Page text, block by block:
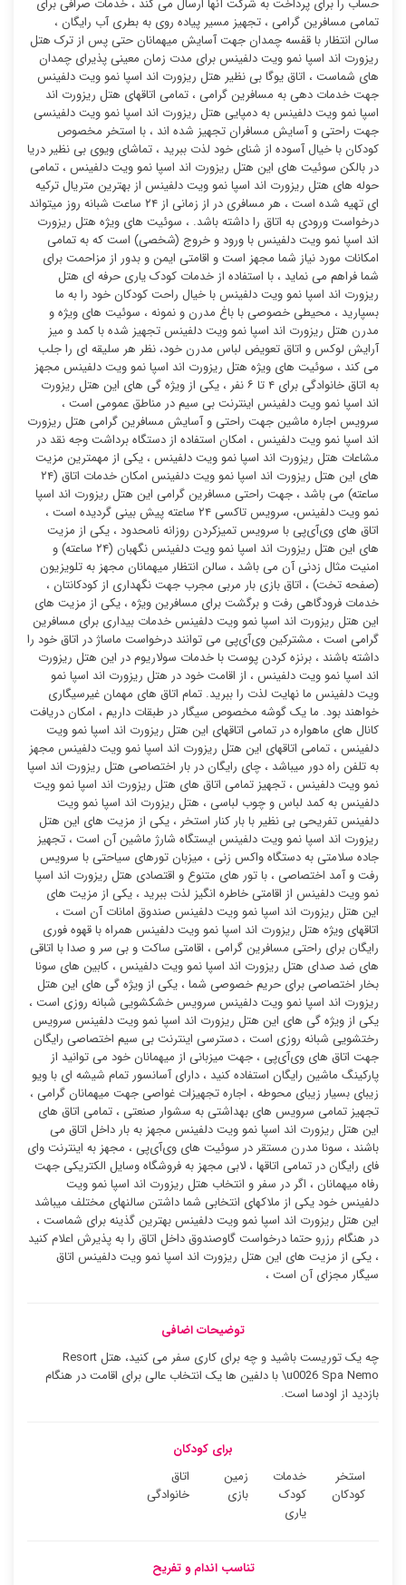
حساب را برای پرداخت به شرکت آنها ارسال می کند ، خدمات صرافی برای
تمامی مسافرین گرامی ، تجهیز مسیر پیاده روی به بطری آب رایگان ،
سالن انتظار با قفسه چمدان جهت آسایش میهمانان حتی پس از ترک هتل
ریزورت اند اسپا نمو ویت دلفینس برای مدت زمان معینی پذیرای چمدان
های شماست ، اتاق یوگا بی نظیر هتل ریزورت اند اسپا نمو ویت دلفینس
جهت خدمات دهی به مسافرین گرامی ، تمامی اتاقهای هتل ریزورت اند
اسپا نمو ویت دلفینس به دمپایی هتل ریزورت اند اسپا نمو ویت دلفینسی
جهت راحتی و آسایش مسافران تجهیز شده اند ، با استخر مخصوص
کودکان با خیال آسوده از شنای خود لذت ببرید ، تماشای ویوی بی نظیر دریا
در بالکن سوئیت ‌های این هتل ریزورت اند اسپا نمو ویت دلفینس ، تمامی
حوله های هتل ریزورت اند اسپا نمو ویت دلفینس از بهترین متریال ترکیه
ای تهیه شده است ، هر مسافری در از زمانی از ۲۴ ساعت شبانه روز میتواند
درخواست ورودی به اتاق را داشته باشد. ، سوئیت های ویژه هتل ریزورت
اند اسپا نمو ویت دلفینس با ورود و خروج (شخصی) است که به تمامی
امکانات مورد نیاز شما مجهز است و اقامتی ایمن و بدور از مزاحمت برای
شما فراهم می نماید ، با استفاده از خدمات کودک یاری حرفه ای هتل
ریزورت اند اسپا نمو ویت دلفینس با خیال راحت کودکان خود را به ما
بسپارید ، محیطی خصوصی با باغ مدرن و نمونه ، سوئیت های ویژه و
مدرن هتل ریزورت اند اسپا نمو ویت دلفینس تجهیز شده با کمد و میز
آرایش لوکس و اتاق تعویض لباس مدرن خود، نظر هر سلیقه ای را جلب
می کند ، سوئیت ‌های ویژه هتل ریزورت اند اسپا نمو ویت دلفینس مجهز
به اتاق خانوادگی برای ۴ تا ۶ نفر ، یکی از ویژه گی های این هتل ریزورت
اند اسپا نمو ویت دلفینس اینترنت بی سیم در مناطق عمومی است ،
سرویس اجاره ماشین جهت راحتی و آسایش مسافرین گرامی هتل ریزورت
اند اسپا نمو ویت دلفینس ، امکان استفاده از دستگاه برداشت وجه نقد در
مشاعات هتل ریزورت اند اسپا نمو ویت دلفینس ، یکی از مهمترین مزیت
های این هتل ریزورت اند اسپا نمو ویت دلفینس امکان خدمات اتاق (۲۴
ساعته) می باشد ، جهت راحتی مسافرین گرامی این هتل ریزورت اند اسپا
نمو ویت دلفینس، سرویس تاکسی ۲۴ ساعته پیش بینی گردیده است ،
اتاق های وی‌آی‌پی با سرویس تمیزکردن روزانه نامحدود ، یکی از مزیت
های این هتل ریزورت اند اسپا نمو ویت دلفینس نگهبان (۲۴ ساعته) و
امنیت مثال زدنی آن می باشد ، سالن انتظار میهمانان مجهز به تلویزیون
(صفحه تخت) ، اتاق بازی بار مربی مجرب جهت نگهداری از کودکانتان ،
خدمات فرودگاهی رفت و برگشت برای مسافرین ویژه ، یکی از مزیت های
این هتل ریزورت اند اسپا نمو ویت دلفینس خدمات بیداری برای مسافرین
گرامی است ، مشترکین وی‌آی‌پی می توانند درخواست ماساژ در اتاق خود را
داشته باشند ، برنزه کردن پوست با خدمات سولاریوم در این هتل ریزورت
اند اسپا نمو ویت دلفینس ، از اقامت خود در هتل ریزورت اند اسپا نمو
ویت دلفینس ما نهایت لذت را ببرید. تمام اتاق های مهمان غیرسیگاری
خواهند بود. ما یک گوشه مخصوص سیگار در طبقات داریم ، امکان دریافت
کانال های ماهواره در تمامی اتاقهای این هتل ریزورت اند اسپا نمو ویت
دلفینس ، تمامی اتاقهای این هتل ریزورت اند اسپا نمو ویت دلفینس مجهز
به تلفن راه دور میباشد ، چای رایگان در بار اختصاصی هتل ریزورت اند اسپا
نمو ویت دلفینس ، تجهیز تمامی اتاق های هتل ریزورت اند اسپا نمو ویت
دلفینس به کمد لباس و چوب لباسی ، هتل ریزورت اند اسپا نمو ویت
دلفینس تفریحی بی نظیر با بار کنار استخر ، یکی از مزیت های این هتل
ریزورت اند اسپا نمو ویت دلفینس ایستگاه شارژ ماشین آن است ، تجهیز
جاده سلامتی به دستگاه واکس زنی ، میزبان تورهای سیاحتی با سرویس
رفت و آمد اختصاصی ، با تور های متنوع و اقتصادی هتل ریزورت اند اسپا
نمو ویت دلفینس از اقامتی خاطره انگیز لذت ببرید ، یکی از مزیت های
این هتل ریزورت اند اسپا نمو ویت دلفینس صندوق امانات آن است ،
اتاقهای ویژه هتل ریزورت اند اسپا نمو ویت دلفینس همراه با قهوه فوری
رایگان برای راحتی مسافرین گرامی ، اقامتی ساکت و بی سر و صدا با اتاقی
های ضد صدای هتل ریزورت اند اسپا نمو ویت دلفینس ، کابین های سونا
بخار اختصاصی برای حریم خصوصی شما ، یکی از ویژه گی های این هتل
ریزورت اند اسپا نمو ویت دلفینس سرویس خشکشویی شبانه روزی است ،
یکی از ویژه گی های این هتل ریزورت اند اسپا نمو ویت دلفینس سرویس
رختشویی شبانه روزی است ، دسترسی اینترنت بی سیم اختصاصی رایگان
جهت اتاق های وی‌آی‌پی ، جهت میزبانی از میهمانان خود می توانید از
پارکینگ ماشین رایگان استفاده کنید ، دارای آسانسور تمام شیشه ای با ویو
زیبای بسیار زیبای محوطه ، اجاره تجهیزات غواصی جهت میهمانان گرامی ،
تجهیز تمامی سرویس های بهداشتی به سشوار صنعتی ، تمامی اتاق های
این هتل ریزورت اند اسپا نمو ویت دلفینس مجهز به بار داخل اتاق می
باشند ، سونا مدرن مستقر در سوئیت ‌های وی‌آی‌پی ، مجهز به اینترنت وای
فای رایگان در تمامی اتاقها ، لابی مجهز به فروشگاه وسایل الکتریکی جهت
رفاه میهمانان ، اگر در سفر و انتخاب هتل ریزورت اند اسپا نمو ویت
دلفینس خود یکی از ملاکهای انتخابی شما داشتن سالنهای مختلف میباشد
این هتل ریزورت اند اسپا نمو ویت دلفینس بهترین گذینه برای شماست ،
در هنگام رزرو حتما درخواست گاوصندوق داخل اتاق را به پذیرش اعلام کنید
، یکی از مزیت های این هتل ریزورت اند اسپا نمو ویت دلفینس اتاق
سیگار مجزای آن است ،
توضیحات اضافی
چه یک توریست باشید و چه برای کاری سفر می کنید، هتل Resort
\u0026 Spa Nemo با دلفین ها یک انتخاب عالی برای اقامت در هنگام
بازدید از اودسا است.
برای کودکان
استخر
کودکان
خدمات
کودک
یاری
زمین
بازی
اتاق
خانوادگی
تناسب اندام و تفریح